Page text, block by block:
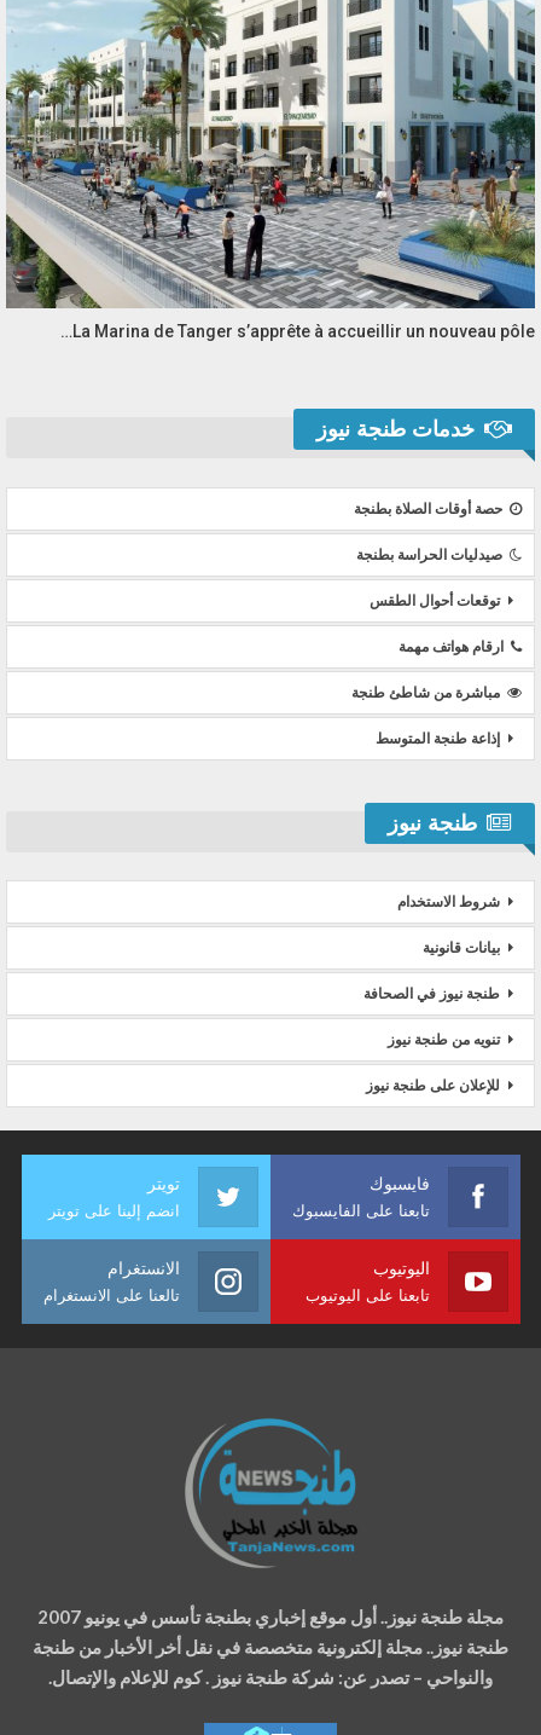
La Marina de Tanger s’apprête à accueillir un nouveau pôle…
خدمات طنجة نيوز
حصة أوقات الصلاة بطنجة
صيدليات الحراسة بطنجة
توقعات أحوال الطقس
ارقام هواتف مهمة
مباشرة من شاطئ طنجة
إذاعة طنجة المتوسط
طنجة نيوز
شروط الاستخدام
بيانات قانونية
طنجة نيوز في الصحافة
تنويه من طنجة نيوز
للإعلان على طنجة نيوز
فايسبوك
تابعنا على الفايسبوك
تويتر
انضم إلينا على تويتر
اليوتيوب
تابعنا على اليوتيوب
الانستغرام
تالعنا على الانستغرام
مجلة طنجة نيوز.. أول موقع إخباري بطنجة تأسس في يونيو 2007
طنجة نيوز.. مجلة إلكترونية متخصصة في نقل أخر الأخبار من طنجة
والنواحي – تصدر عن: شركة طنجة نيوز . كوم للإعلام والإتصال.